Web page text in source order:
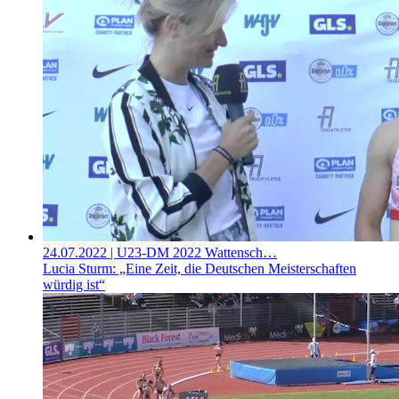
24.07.2022 | U23-DM 2022 Wattensch…
Lucia Sturm: „Eine Zeit, die Deutschen Meisterschaften
würdig ist“